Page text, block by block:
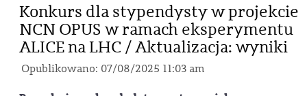
Konkurs dla stypendysty w projekcie
NCN OPUS w ramach eksperymentu
ALICE na LHC / Aktualizacja: wyniki
Opublikowano: 07/08/2025 11:03 am